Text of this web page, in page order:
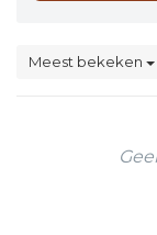
Meest bekeken